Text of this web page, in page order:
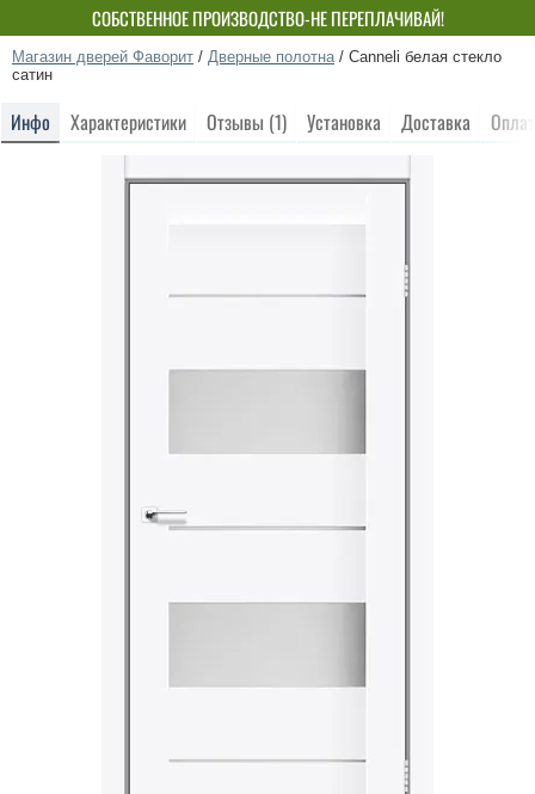
СОБСТВЕННОЕ ПРОИЗВОДСТВО-НЕ ПЕРЕПЛАЧИВАЙ!
Магазин дверей Фаворит / Дверные полотна / Canneli белая стекло
сатин
Инфо Характеристики Отзывы (1) Установка Доставка